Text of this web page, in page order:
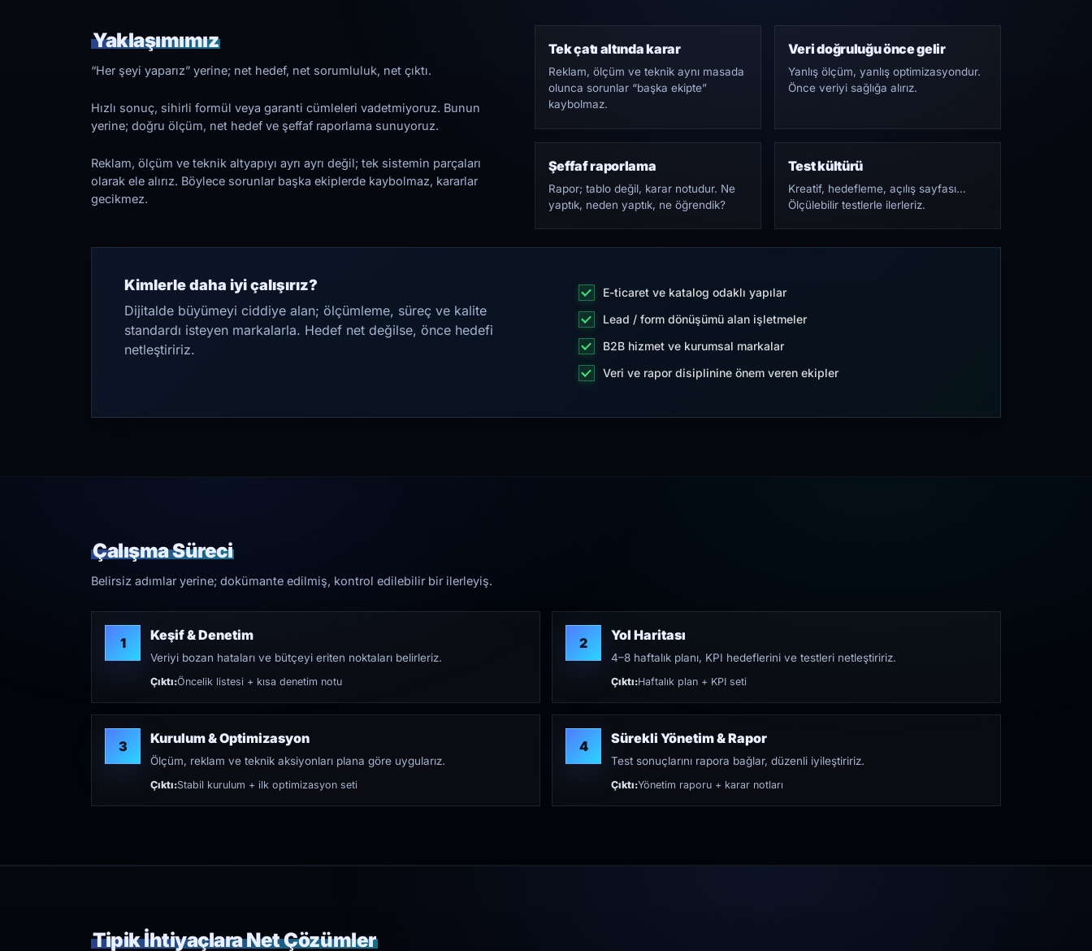
Yaklaşımımız
“Her şeyi yaparız” yerine; net hedef, net sorumluluk, net çıktı.
Hızlı sonuç, sihirli formül veya garanti cümleleri vadetmiyoruz. Bunun
yerine; doğru ölçüm, net hedef ve şeffaf raporlama sunuyoruz.
Reklam, ölçüm ve teknik altyapıyı ayrı ayrı değil; tek sistemin parçaları
olarak ele alırız. Böylece sorunlar başka ekiplerde kaybolmaz, kararlar
gecikmez.
Tek çatı altında karar
Reklam, ölçüm ve teknik aynı masada
olunca sorunlar “başka ekipte”
kaybolmaz.
Veri doğruluğu önce gelir
Yanlış ölçüm, yanlış optimizasyondur.
Önce veriyi sağlığa alırız.
Şeffaf raporlama
Rapor; tablo değil, karar notudur. Ne
yaptık, neden yaptık, ne öğrendik?
Test kültürü
Kreatif, hedefleme, açılış sayfası…
Ölçülebilir testlerle ilerleriz.
Kimlerle daha iyi çalışırız?
Dijitalde büyümeyi ciddiye alan; ölçümleme, süreç ve kalite
standardı isteyen markalarla. Hedef net değilse, önce hedefi
netleştiririz.
E-ticaret ve katalog odaklı yapılar
Lead / form dönüşümü alan işletmeler
B2B hizmet ve kurumsal markalar
Veri ve rapor disiplinine önem veren ekipler
Çalışma Süreci
Belirsiz adımlar yerine; dokümante edilmiş, kontrol edilebilir bir ilerleyiş.
1 Keşif & Denetim
Veriyi bozan hataları ve bütçeyi eriten noktaları belirleriz.
Çıktı:Öncelik listesi + kısa denetim notu
2 Yol Haritası
4–8 haftalık planı, KPI hedeflerini ve testleri netleştiririz.
Çıktı:Haftalık plan + KPI seti
3 Kurulum & Optimizasyon
Ölçüm, reklam ve teknik aksiyonları plana göre uygularız.
Çıktı:Stabil kurulum + ilk optimizasyon seti
4 Sürekli Yönetim & Rapor
Test sonuçlarını rapora bağlar, düzenli iyileştiririz.
Çıktı:Yönetim raporu + karar notları
Tipik İhtiyaçlara Net Çözümler